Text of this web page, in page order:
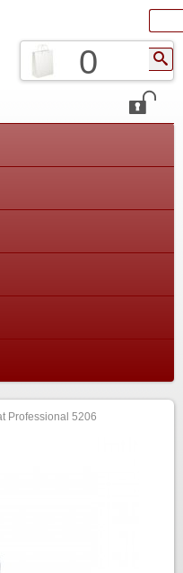
0
Professional 5206